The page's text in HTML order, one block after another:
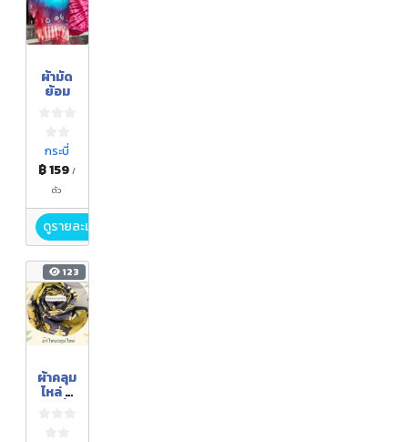
ผ้ามัด
ย้อม
กระบี่
฿ 159/
ตัว
ดูรายละเอียด
123
ผ้าคลุม
ไหล่ อี